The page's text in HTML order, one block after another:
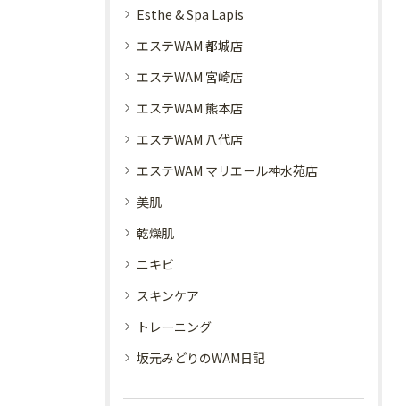
Esthe & Spa Lapis
エステWAM 都城店
エステWAM 宮崎店
エステWAM 熊本店
エステWAM 八代店
エステWAM マリエール神水苑店
美肌
乾燥肌
ニキビ
スキンケア
トレーニング
坂元みどりのWAM日記